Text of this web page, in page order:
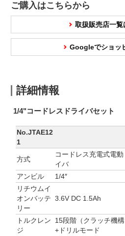
ご購入はこちらから
取扱販売店一覧
Googleでショッ
詳細情報
1/4"コードレスドライバセット
No.JTAE12
1
方式
コードレス充電式電動
イバ
アンビル
1/4″
リチウムイ
オンバッテ
リー
3.6V DC 1.5Ah
トルクレン
ジ
15段階（クラッチ機構
+ドリルモード